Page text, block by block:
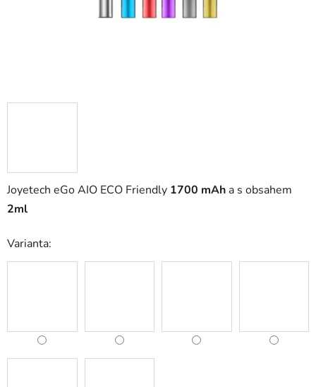
Joyetech eGo AIO ECO Friendly 1700 mAh a s obsahem
2ml
Varianta: